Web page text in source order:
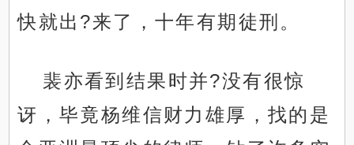
快就出?来了，十年有期徒刑。
裴亦看到结果时并?没有很惊
讶，毕竟杨维信财力雄厚，找的是